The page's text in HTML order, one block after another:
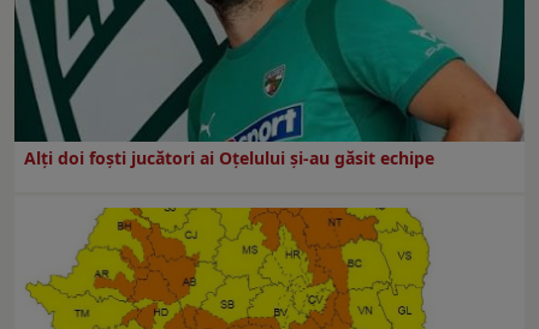
Alți doi foști jucători ai Oțelului și-au găsit echipe